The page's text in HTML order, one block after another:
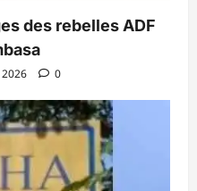
des rebelles ADF
0